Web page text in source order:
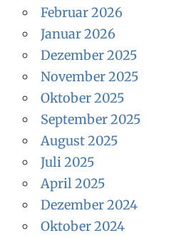
h
:
Februar 2026
Januar 2026
Dezember 2025
November 2025
Oktober 2025
September 2025
August 2025
Juli 2025
April 2025
Dezember 2024
Oktober 2024